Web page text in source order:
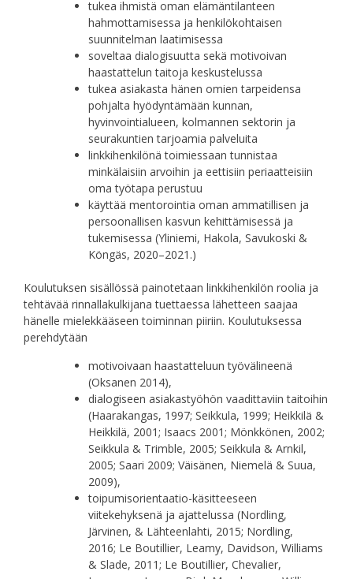
tukea ihmistä oman elämäntilanteen
hahmottamisessa ja henkilökohtaisen
suunnitelman laatimisessa
soveltaa dialogisuutta sekä motivoivan
haastattelun taitoja keskustelussa
tukea asiakasta hänen omien tarpeidensa
pohjalta hyödyntämään kunnan,
hyvinvointialueen, kolmannen sektorin ja
seurakuntien tarjoamia palveluita
linkkihenkilönä toimiessaan tunnistaa
minkälaisiin arvoihin ja eettisiin periaatteisiin
oma työtapa perustuu
käyttää mentorointia oman ammatillisen ja
persoonallisen kasvun kehittämisessä ja
tukemisessa (Yliniemi, Hakola, Savukoski &
Köngäs, 2020–2021.)
Koulutuksen sisällössä painotetaan linkkihenkilön roolia ja
tehtävää rinnallakulkijana tuettaessa lähetteen saajaa
hänelle mielekkääseen toiminnan piiriin. Koulutuksessa
perehdytään
motivoivaan haastatteluun työvälineenä
(Oksanen 2014),
dialogiseen asiakastyöhön vaadittaviin taitoihin
(Haarakangas, 1997; Seikkula, 1999; Heikkilä &
Heikkilä, 2001; Isaacs 2001; Mönkkönen, 2002;
Seikkula & Trimble, 2005; Seikkula & Arnkil,
2005; Saari 2009; Väisänen, Niemelä & Suua,
2009),
toipumisorientaatio-käsitteeseen
viitekehyksenä ja ajattelussa (Nordling,
Järvinen, & Lähteenlahti, 2015; Nordling,
2016; Le Boutillier, Leamy, Davidson, Williams
& Slade, 2011; Le Boutillier, Chevalier,